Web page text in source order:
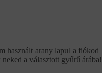
használt arany lapul a fiókod
a választott gyűrű árába!